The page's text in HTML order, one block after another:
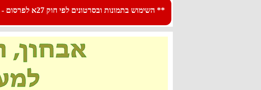
** השימוש בתמונות ובסרטונים לפי חוק 27א לפרסום - استعمال الصور والفيديوهات حسب قانون بند 27 أ لقانون النشر